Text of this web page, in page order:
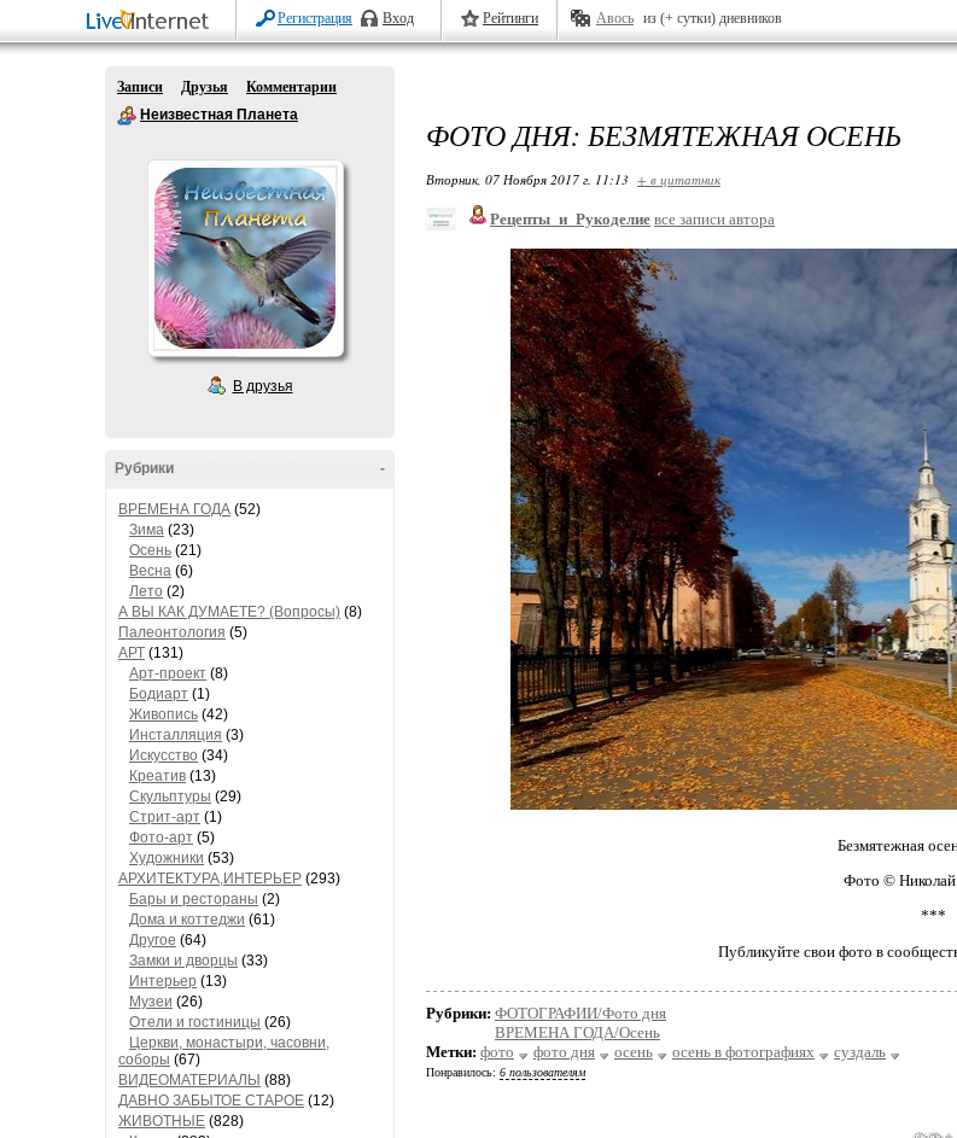
Регистрация Вход Рейтинги Авось из (+ сутки) дневников
Записи Друзья
Комментарии
Неизвестная Планета
В друзья
-
Рубрики
ВРЕМЕНА ГОДА (52)
Зима (23)
Осень (21)
Весна (6)
Лето (2)
А ВЫ КАК ДУМАЕТЕ? (Вопросы) (8)
Палеонтология (5)
АРТ (131)
Арт-проект (8)
Бодиарт (1)
Живопись (42)
Инсталляция (3)
Искусство (34)
Креатив (13)
Скульптуры (29)
Стрит-арт (1)
Фото-арт (5)
Художники (53)
АРХИТЕКТУРА,ИНТЕРЬЕР (293)
Бары и рестораны (2)
Дома и коттеджи (61)
Другое (64)
Замки и дворцы (33)
Интерьер (13)
Музеи (26)
Отели и гостиницы (26)
Церкви, монастыри, часовни,
соборы (67)
ВИДЕОМАТЕРИАЛЫ (88)
ДАВНО ЗАБЫТОЕ СТАРОЕ (12)
ЖИВОТНЫЕ (828)
ФОТО ДНЯ: БЕЗМЯТЕЖНАЯ ОСЕНЬ
Вторник, 07 Ноября 2017 г. 11:13 + в цитатник
Рецепты_и_Рукоделие все записи автора
Безмятежная
Фото © Николай
***
Публикуйте свои фото в
Рубрики: ФОТОГРАФИИ/Фото дня
ВРЕМЕНА ГОДА/Осень
Метки: фото фото дня осень осень в фотографиях суздаль
Понравилось: 6 пользователям